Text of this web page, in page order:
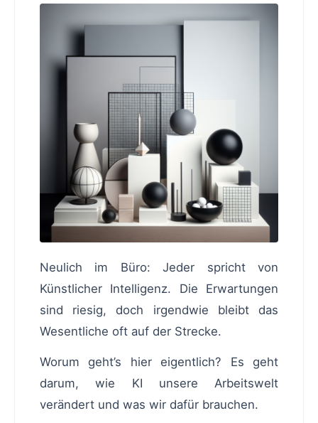
Neulich im Büro: Jeder spricht von
Künstlicher Intelligenz. Die Erwartungen
sind riesig, doch irgendwie bleibt das
Wesentliche oft auf der Strecke.
Worum geht’s hier eigentlich? Es geht
darum, wie KI unsere Arbeitswelt
verändert und was wir dafür brauchen.